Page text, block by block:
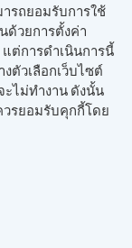
รถยอมรับการใช้
ด้วยการตั้งค่า
ต่การดำเนินการนี้
ตัวเลือกเว็บไซต์
ะไม่ทำงาน ดังนั้น
รยอมรับคุกกี้โดย